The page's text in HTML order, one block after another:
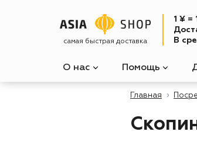
самая быстрая доставка
1 ¥ =
В
О нас Помощь
Главная